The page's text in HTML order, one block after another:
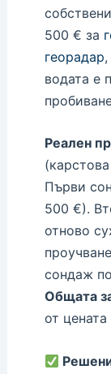
500 € за
георадар
водата е
Реален
Първи
500 €).
отново
сондаж
Общата
от